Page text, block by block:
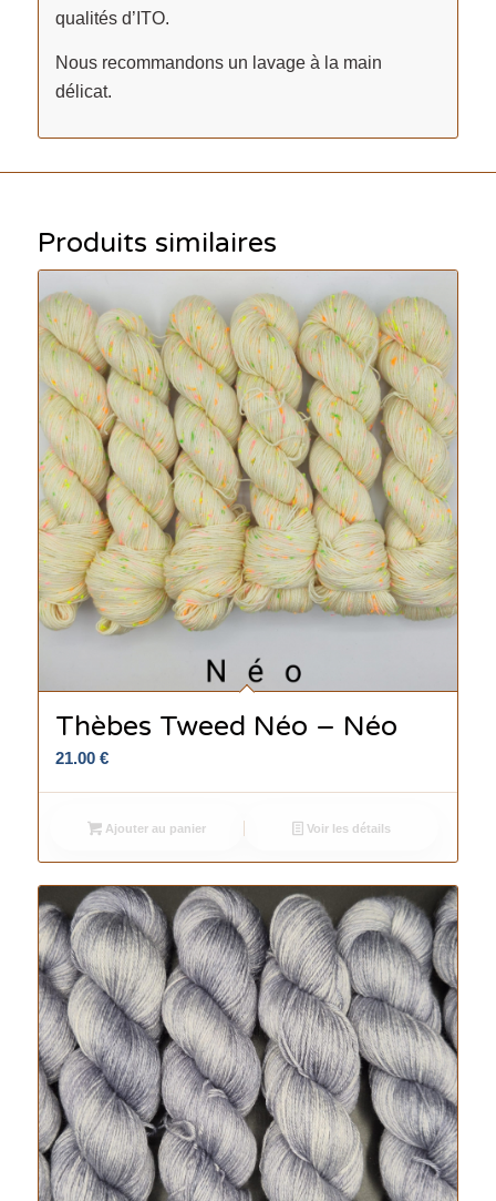
qualités d’ITO.
Nous recommandons un lavage à la main
délicat.
Produits similaires
Thèbes Tweed Néo – Néo
21.00 €
Ajouter au panier Voir les détails